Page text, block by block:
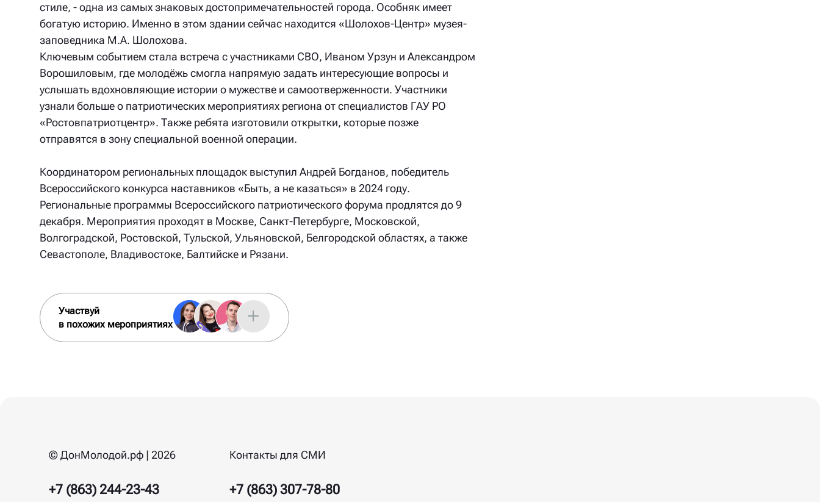
стиле, - одна из самых знаковых достопримечательностей города. Особняк имеет
богатую историю. Именно в этом здании сейчас находится «Шолохов-Центр» музея-
заповедника М.А. Шолохова.
Ключевым событием стала встреча с участниками СВО, Иваном Урзун и Александром
Ворошиловым, где молодёжь смогла напрямую задать интересующие вопросы и
услышать вдохновляющие истории о мужестве и самоотверженности. Участники
узнали больше о патриотических мероприятиях региона от специалистов ГАУ РО
«Ростовпатриотцентр». Также ребята изготовили открытки, которые позже
отправятся в зону специальной военной операции.
Координатором региональных площадок выступил Андрей Богданов, победитель
Всероссийского конкурса наставников «Быть, а не казаться» в 2024 году.
Региональные программы Всероссийского патриотического форума продлятся до 9
декабря. Мероприятия проходят в Москве, Санкт-Петербурге, Московской,
Волгоградской, Ростовской, Тульской, Ульяновской, Белгородской областях, а также
Севастополе, Владивостоке, Балтийске и Рязани.
Участвуй
в похожих мероприятиях
© ДонМолодой.рф | 2026
+7 (863) 244-23-43
Контакты для СМИ
+7 (863) 307-78-80